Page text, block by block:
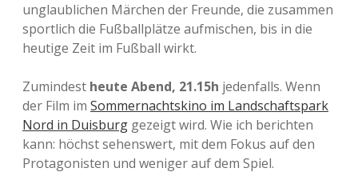
unglaublichen Märchen der Freunde, die zusammen
sportlich die Fußballplätze aufmischen, bis in die
heutige Zeit im Fußball wirkt.
Zumindest heute Abend, 21.15h jedenfalls. Wenn
der Film im Sommernachtskino im Landschaftspark
Nord in Duisburg gezeigt wird. Wie ich berichten
kann: höchst sehenswert, mit dem Fokus auf den
Protagonisten und weniger auf dem Spiel.